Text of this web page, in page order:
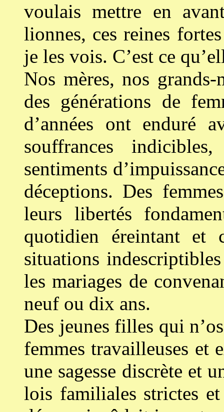
voulais mettre en
lionnes, ces reines
je les vois. C’est ce
Nos mères, nos grands-
des générations de
d’années ont enduré
souffrances
sentiments
déceptions. Des
leurs libertés
quotidien éreintant et
situations
les mariages de
neuf ou dix ans.
Des jeunes filles qui
femmes travailleuses et
une sagesse discrète et
lois familiales strictes